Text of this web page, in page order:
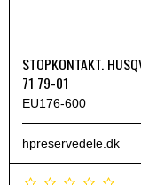
STOPKONTAKT.
71 79-01
EU176-600
hpreservedele.dk